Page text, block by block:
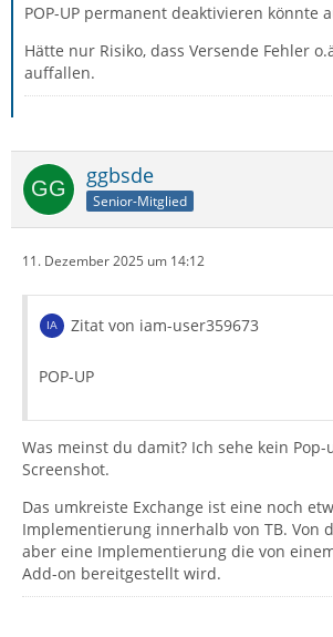
POP-UP permanent deaktivieren könnte
Hätte nur Risiko, dass Versende Fehler
auffallen.
ggbsde
Senior-Mitglied
11. Dezember 2025 um 14:12
Zitat von iam-user359673
POP-UP
Was meinst du damit? Ich sehe kein
Screenshot.
Das umkreiste Exchange ist eine noch
Implementierung innerhalb von TB. Von
aber eine Implementierung die von
Add-on bereitgestellt wird.